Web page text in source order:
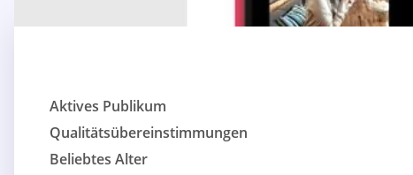
Aktives Publikum
Qualitätsübereinstimmungen
Beliebtes Alter